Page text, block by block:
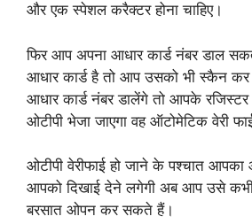
और एक स्पेशल करैक्टर होना चाहिए।
फिर आप अपना आधार कार्ड नंबर डाल
आधार कार्ड है तो आप उसको भी स्कैन
आधार कार्ड नंबर डालेंगे तो आपके रजिस्टर
ओटीपी भेजा जाएगा वह ऑटोमेटिक वेरी
ओटीपी वेरीफाई हो जाने के पश्चात आपका
आपको दिखाई देने लगेगी अब आप उसे कभी
बरसात ओपन कर सकते हैं।